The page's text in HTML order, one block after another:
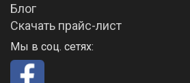
Блог
Скачать прайс-лист
Мы в соц. сетях: